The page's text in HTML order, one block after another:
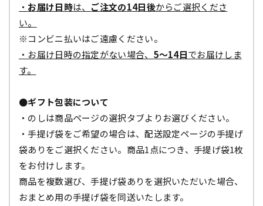
・ お届け日時は、 ご注文の14日後からご選択くださ
い。
※コンビニ払いはご遠慮ください。
・お届け日時の指定がない場合、 5～14日でお届けしま
す。
●ギフト包装について
・のしは商品ページの選択タブよりお選びください。
・手提げ袋をご希望の場合は、配送設定ページの手提げ
袋ありをご選択ください。商品1点につき、手提げ袋1枚
をお付けします。
商品を複数選び、手提げ袋ありを選択いただいた場合、
おまとめ用の手提げ袋を同送いたします。